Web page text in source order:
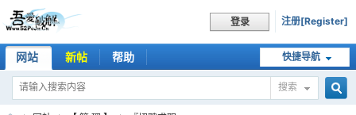
登录 注册[Register]
快捷导航
网站 新帖 帮助
搜索